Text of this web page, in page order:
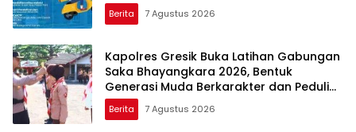
Berita 7 Agustus 2026
Kapolres Gresik Buka Latihan Gabungan
Saka Bhayangkara 2026, Bentuk
Generasi Muda Berkarakter dan Peduli
Kamtibmas
Berita 7 Agustus 2026